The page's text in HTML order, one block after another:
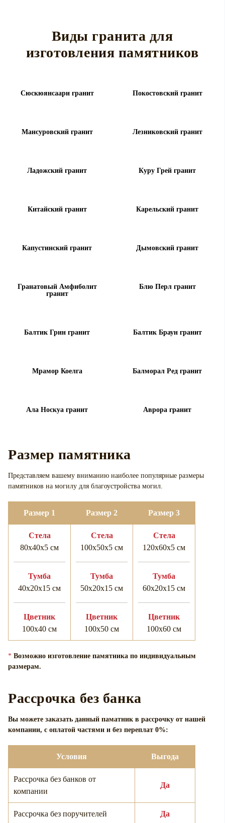
Виды гранита для
изготовления памятников
Сюскюянсаари гранит Покостовский гранит
Мансуровский гранит Лезниковский гранит
Ладожский гранит Куру Грей гранит
Китайский гранит Карельский гранит
Капустинский гранит Дымовский гранит
Гранатовый Амфиболит
гранит
Блю Перл гранит
Балтик Грин гранит Балтик Браун гранит
Мрамор Коелга Балморал Ред гранит
Ала Носкуа гранит Аврора гранит
Размер памятника
Представляем вашему вниманию наиболее популярные размеры
памятников на могилу для благоустройства могил.
Размер 1 Размер 2 Размер 3
Cтела
80х40х5 см
Тумба
40х20х15 см
Цветник
100х40 см
Cтела
100х50х5 см
Тумба
50х20х15 см
Цветник
100х50 см
Cтела
120х60х5 см
Тумба
60х20х15 см
Цветник
100х60 см
* Возможно изготовление памятника по индивидуальным
размерам.
Рассрочка без банка
Вы можете заказать данный паматник в рассрочку от нашей
компании, с оплатой частями и без переплат 0%:
Условия Выгода
Рассрочка без банков от
компании
Да
Рассрочка без поручителей Да